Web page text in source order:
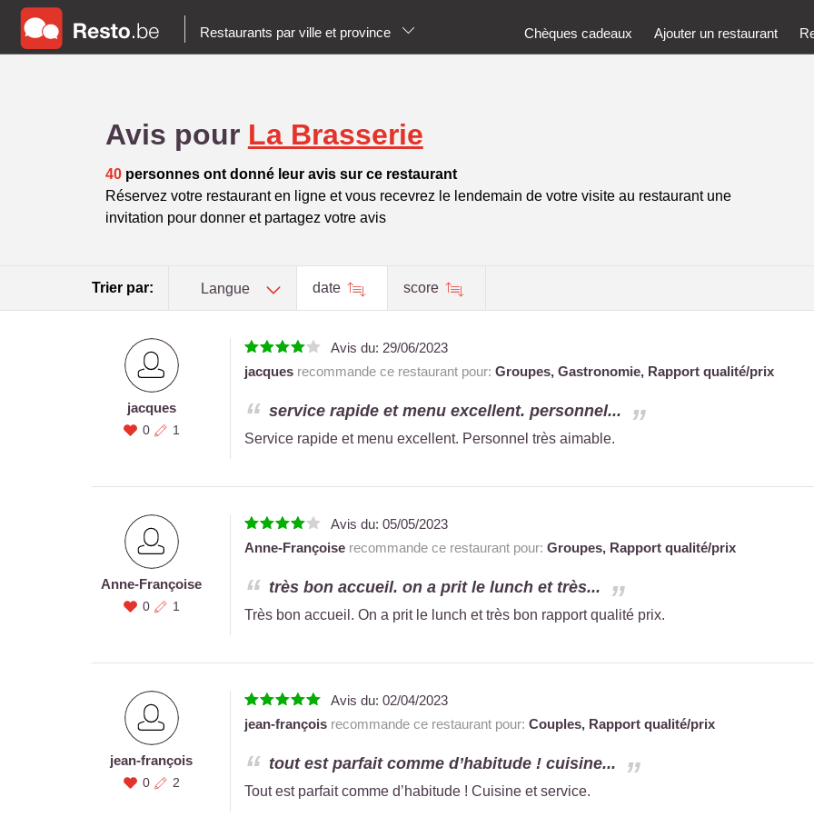
Restaurants par ville et province Chèques cadeaux Ajouter un restaurant
Avis pour La Brasserie
40personnes ont donné leur avis sur ce restaurant
Réservez votre restaurant en ligne et vous recevrez le lendemain de votre visite au restaurant une
invitation pour donner et partagez votre avis
Trier par: Langue date score
jacques
0 1
Avis du: 29/06/2023
jacquesrecommande ce restaurant pour: Groupes, Gastronomie, Rapport qualité/prix
service rapide et menu excellent. personnel...
Service rapide et menu excellent. Personnel très aimable.
Anne-Françoise
0 1
Avis du: 05/05/2023
Anne-Françoiserecommande ce restaurant pour: Groupes, Rapport qualité/prix
très bon accueil. on a prit le lunch et très...
Très bon accueil. On a prit le lunch et très bon rapport qualité prix.
jean-françois
0 2
Avis du: 02/04/2023
jean-françoisrecommande ce restaurant pour: Couples, Rapport qualité/prix
tout est parfait comme d’habitude ! cuisine...
Tout est parfait comme d’habitude ! Cuisine et service.